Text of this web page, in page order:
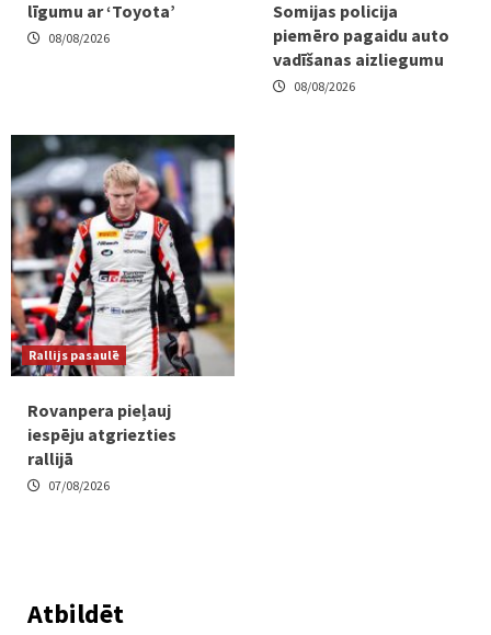
līgumu ar ‘Toyota’
08/08/2026
Somijas policija
piemēro pagaidu auto
vadīšanas aizliegumu
08/08/2026
Rallijs pasaulē
Rovanpera pieļauj
iespēju atgriezties
rallijā
07/08/2026
Atbildēt